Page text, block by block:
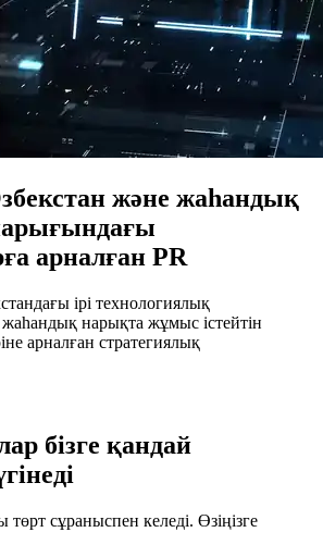
және жаһандық
арналған PR
ірі технологиялық
нарықта жұмыс істейтін
арналған стратегиялық
бізге қандай
төрт сұраныспен келеді. Өзіңізге